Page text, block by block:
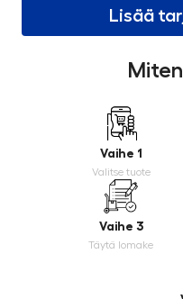
Lisää
Vaihe 1
Valitse tuote
Vaihe 3
Täytä lomake